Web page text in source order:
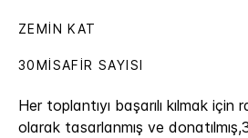
Her toplantıyı başarılı kılmak için
olarak tasarlanmış ve
ZEMIN KAT
30MISAFIR SAYISI